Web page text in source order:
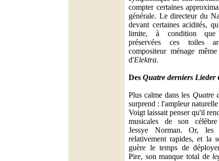
compter certaines
générale. Le directeur du
devant certaines acidités,
limite, à condition que
préservées ces toiles
compositeur ménage
d'Elektra.
Des Quatre derniers Lieder
Plus calme dans les Quatre
surprend : l'ampleur
Voigt laissait penser qu'il
musicales de son
Jessye Norman. Or,
relativement rapides, et la
guère le temps de
Pire, son manque total de